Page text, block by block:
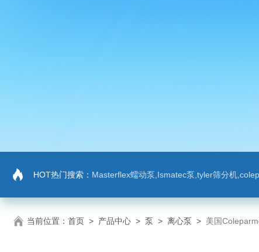
HOT热门搜索： Masterflex蠕动泵,Ismatec泵,tyler筛分机,coleparmer,
当前位置： 首页 > 产品中心 > 泵 > 离心泵 > 美国